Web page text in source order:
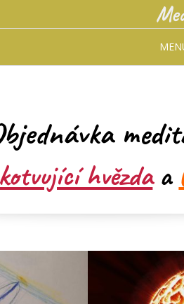
hvězda a